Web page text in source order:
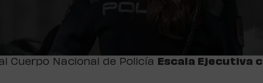
Cuerpo Nacional de Policía
Escala Ejecutiva